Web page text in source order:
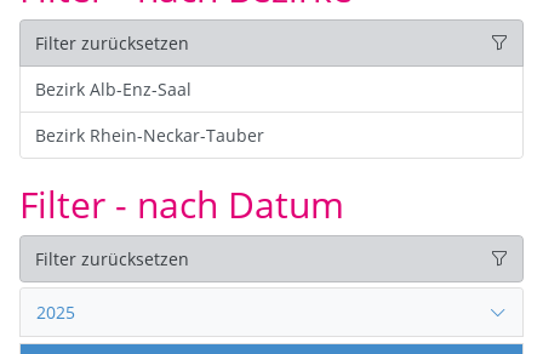
Filter zurücksetzen
Bezirk Alb-Enz-Saal
Bezirk Rhein-Neckar-Tauber
Filter - nach Datum
Filter zurücksetzen
2025